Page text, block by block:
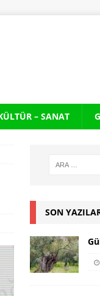
– SANAT
SON